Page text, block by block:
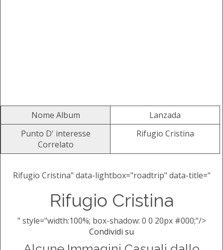
Nome Album
Lanzada
Punto D' interesse
Correlato
Rifugio Cristina
Rifugio Cristina" data-lightbox="roadtrip" data-title="
Rifugio Cristina
" style="width:100%; box-shadow: 0 0 20px #000;"/>
Condividi su